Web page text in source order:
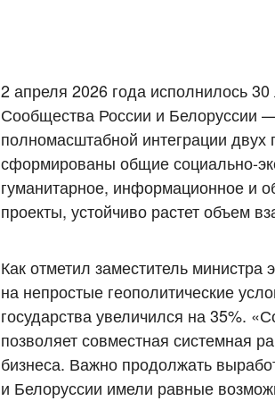
2 апреля 2026 года исполнилось
Сообщества России и Белоруссии
полномасштабной интеграции двух
сформированы общие социально-
гуманитарное, информационное и
проекты, устойчиво растет объем
Как отметил заместитель
на непростые геополитические
государства увеличился на 35%.
позволяет совместная системная
бизнеса. Важно продолжать
и Белоруссии имели равные